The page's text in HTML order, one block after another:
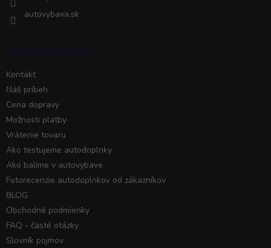
autovybava.sk
Kontakt
Náš príbeh
Cena dopravy
Možnosti platby
Vrátenie tovaru
Ako testujeme autodoplnky
Ako balíme v autovybave
Fotorecenzie autodoplnkov od zákazníkov
BLOG
Obchodné podmienky
FAQ - časté otázky
Slovník pojmov